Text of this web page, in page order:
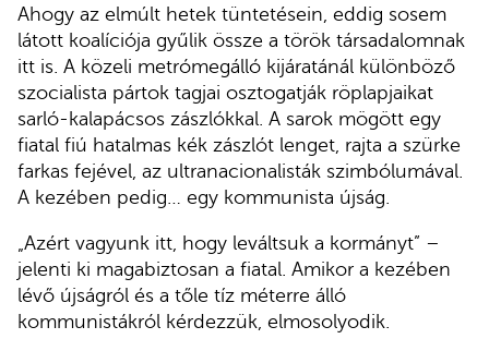
Ahogy az elmúlt hetek tüntetésein, eddig sosem
látott koalíciója gyűlik össze a török társadalomnak
itt is. A közeli metrómegálló kijáratánál különböző
szocialista pártok tagjai osztogatják röplapjaikat
sarló-kalapácsos zászlókkal. A sarok mögött egy
fiatal fiú hatalmas kék zászlót lenget, rajta a szürke
farkas fejével, az ultranacionalisták szimbólumával.
A kezében pedig… egy kommunista újság.
„Azért vagyunk itt, hogy leváltsuk a kormányt” –
jelenti ki magabiztosan a fiatal. Amikor a kezében
lévő újságról és a tőle tíz méterre álló
kommunistákról kérdezzük, elmosolyodik.